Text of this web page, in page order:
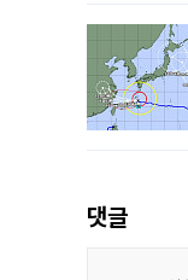
댓글